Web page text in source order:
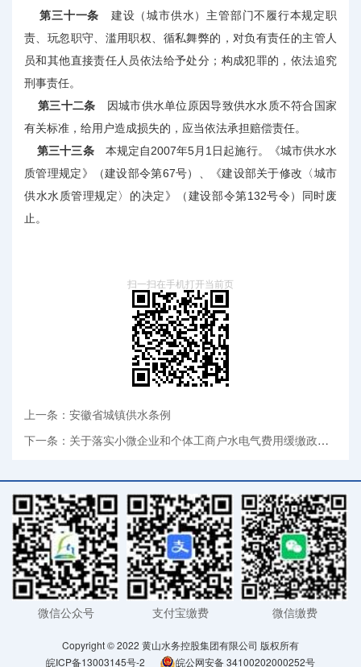
第三十一条 建设（城市供水）主管部门不履行本规定职
责、玩忽职守、滥用职权、循私舞弊的，对负有责任的主管人
员和其他直接责任人员依法给予处分；构成犯罪的，依法追究
刑事责任。
第三十二条 因城市供水单位原因导致供水水质不符合国家
有关标准，给用户造成损失的，应当依法承担赔偿责任。
第三十三条本规定自2007年5月1日起施行。《城市供水水
质管理规定》（建设部令第67号）、《建设部关于修改〈城市
供水水质管理规定〉的决定》（建设部令第132号令）同时废
止。
扫一扫在手机打开当前页
上一条：安徽省城镇供水条例
下一条：关于落实小微企业和个体工商户水电气费用缓缴政策有关事项的通知
微信公众号 支付宝缴费 微信缴费
Copyright © 2022 黄山水务控股集团有限公司 版权所有
皖ICP备13003145号-2
皖公网安备 34100202000252号